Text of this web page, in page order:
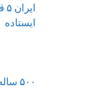
ایستاده
۵۰۰